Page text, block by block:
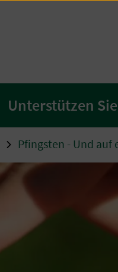
Unterstützen
Pfingsten - Und auf